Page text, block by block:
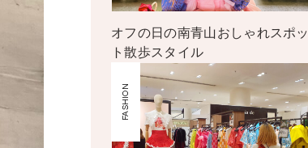
オフの日の南青山おしゃれスポッ
ト散歩スタイル
FASHION